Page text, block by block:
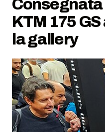
Consegnata
KTM 175
la gallery